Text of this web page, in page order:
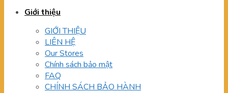
Giới thiệu
GIỚI THIỆU
LIÊN HỆ
Our Stores
Chính sách bảo mật
FAQ
CHÍNH SÁCH BẢO HÀNH